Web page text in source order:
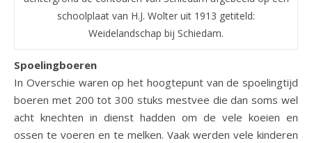
schoolplaat van H.J. Wolter uit 1913 getiteld:
Weidelandschap bij Schiedam.
Spoelingboeren
In Overschie waren op het hoogtepunt van de spoelingtijd
boeren met 200 tot 300 stuks mestvee die dan soms wel
acht knechten in dienst hadden om de vele koeien en
ossen te voeren en te melken. Vaak werden vele kinderen